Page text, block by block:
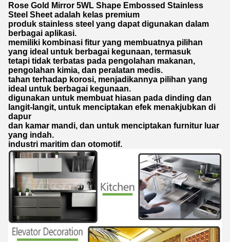
Rose Gold Mirror 5WL Shape Embossed Stainless
Steel Sheet adalah kelas premium
produk stainless steel yang dapat digunakan dalam
berbagai aplikasi.
memiliki kombinasi fitur yang membuatnya pilihan
yang ideal untuk berbagai kegunaan, termasuk
tetapi tidak terbatas pada pengolahan makanan,
pengolahan kimia, dan peralatan medis.
tahan terhadap korosi, menjadikannya pilihan yang
ideal untuk berbagai kegunaan.
digunakan untuk membuat hiasan pada dinding dan
langit-langit, untuk menciptakan efek menakjubkan di
dapur
dan kamar mandi, dan untuk menciptakan furnitur luar
yang indah.
industri maritim dan otomotif.